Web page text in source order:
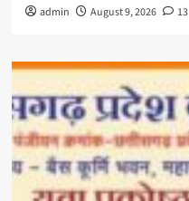
admin August 9, 2026 13